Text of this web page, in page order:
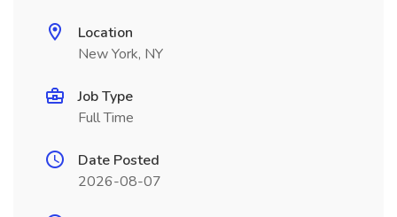
Location
New York, NY
Job Type
Full Time
Date Posted
2026-08-07